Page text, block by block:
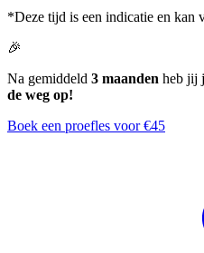
*Deze tijd is een indicatie en kan
🎉
Na gemiddeld 3 maanden heb jij
de weg op!
Boek een proefles voor €45